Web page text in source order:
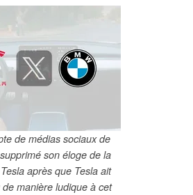
de médias sociaux de
son éloge de la
après que Tesla ait
manière ludique à cet